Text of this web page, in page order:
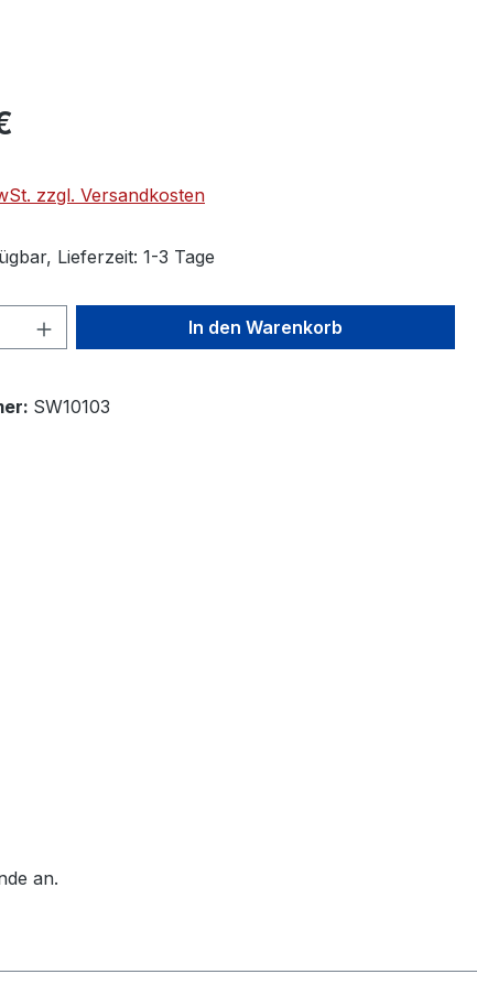
zzgl. Versandkosten
Lieferzeit: 1-3 Tage
Gib den gewünschten Wert
In den Warenkorb
SW10103
an.